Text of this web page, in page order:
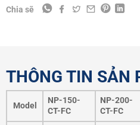
Chia sẽ
THÔNG TIN SẢN
Model
NP-150-
CT-FC
NP-200-
CT-FC